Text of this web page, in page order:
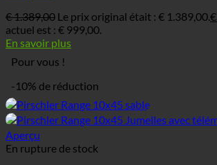
€1.389,00 Le prix original était : € 1.389,00.€
actuel est : € 999,00.
En savoir plus
Pour vous !
-10% de réduction
Aperçu
En rupture de stock